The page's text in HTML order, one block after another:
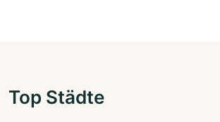
Top Städte